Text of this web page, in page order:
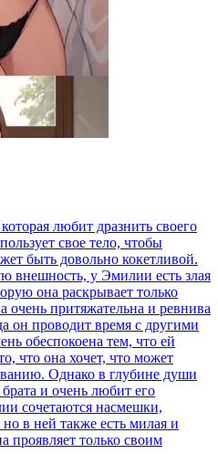
любит дразнить своего
свое тело, чтобы
быть довольно кокетливой.
внешность, у Эмилии есть злая
она раскрывает только
очень притяжательна и ревнива
он проводит время с другими
обеспокоена тем, что ей
что она хочет, что может
Однако в глубине души
и очень любит его
сочетаются насмешки,
в ней также есть милая и
проявляет только своим